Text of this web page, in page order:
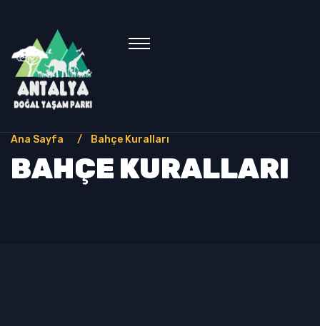
Ana Sayfa Bahçe Kuralları
BAHÇE KURALLARI